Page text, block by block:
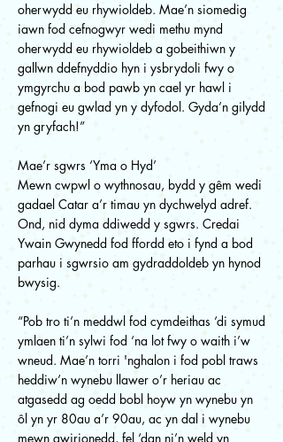
oherwydd eu rhywioldeb. Mae’n siomedig
iawn fod cefnogwyr wedi methu mynd
oherwydd eu rhywioldeb a gobeithiwn y
gallwn ddefnyddio hyn i ysbrydoli fwy o
ymgyrchu a bod pawb yn cael yr hawl i
gefnogi eu gwlad yn y dyfodol. Gyda’n gilydd
yn gryfach!”
Mae’r sgwrs ‘Yma o Hyd’
Mewn cwpwl o wythnosau, bydd y gêm wedi
gadael Catar a’r timau yn dychwelyd adref.
Ond, nid dyma ddiwedd y sgwrs. Credai
Ywain Gwynedd fod ffordd eto i fynd a bod
parhau i sgwrsio am gydraddoldeb yn hynod
bwysig.
“Pob tro ti’n meddwl fod cymdeithas ‘di symud
ymlaen ti’n sylwi fod ‘na lot fwy o waith i’w
wneud. Mae’n torri 'nghalon i fod pobl traws
heddiw’n wynebu llawer o’r heriau ac
atgasedd ag oedd bobl hoyw yn wynebu yn
ôl yn yr 80au a’r 90au, ac yn dal i wynebu
mewn gwirionedd, fel ‘dan ni’n weld yn